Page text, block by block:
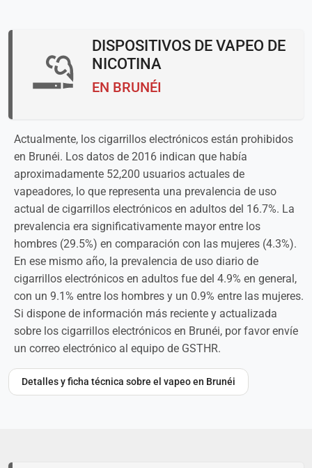
DISPOSITIVOS DE VAPEO DE
NICOTINA
EN BRUNÉI
Actualmente, los cigarrillos electrónicos están prohibidos
en Brunéi. Los datos de 2016 indican que había
aproximadamente 52,200 usuarios actuales de
vapeadores, lo que representa una prevalencia de uso
actual de cigarrillos electrónicos en adultos del 16.7%. La
prevalencia era significativamente mayor entre los
hombres (29.5%) en comparación con las mujeres (4.3%).
En ese mismo año, la prevalencia de uso diario de
cigarrillos electrónicos en adultos fue del 4.9% en general,
con un 9.1% entre los hombres y un 0.9% entre las mujeres.
Si dispone de información más reciente y actualizada
sobre los cigarrillos electrónicos en Brunéi, por favor envíe
un correo electrónico al equipo de GSTHR.
Detalles y ficha técnica sobre el vapeo en Brunéi